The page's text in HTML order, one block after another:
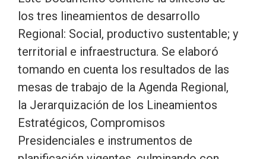
los tres lineamientos de desarrollo
Regional: Social, productivo sustentable; y
territorial e infraestructura. Se elaboró
tomando en cuenta los resultados de las
mesas de trabajo de la Agenda Regional,
la Jerarquización de los Lineamientos
Estratégicos, Compromisos
Presidenciales e instrumentos de